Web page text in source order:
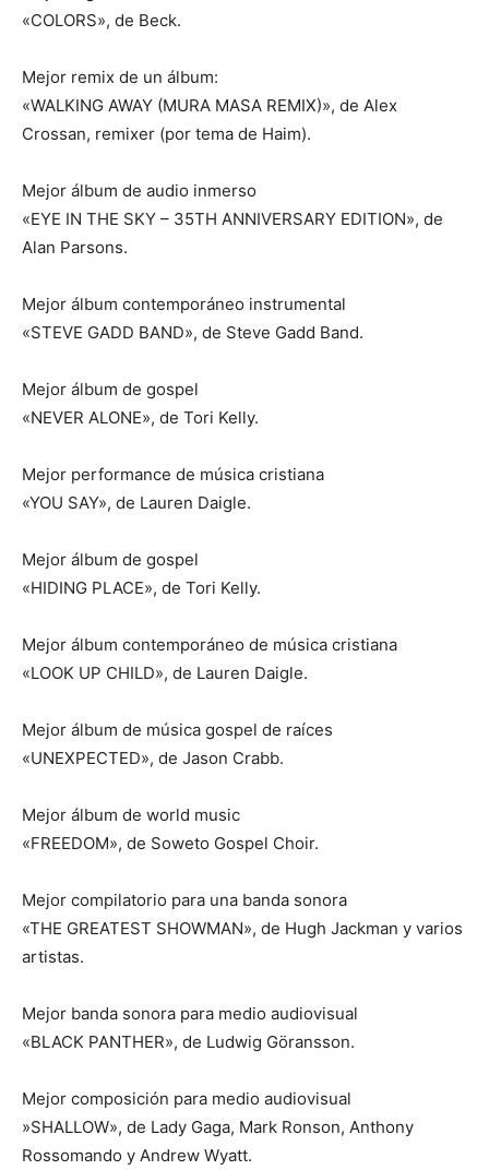
«COLORS», de Beck.
Mejor remix de un álbum:
«WALKING AWAY (MURA MASA REMIX)», de Alex
Crossan, remixer (por tema de Haim).
Mejor álbum de audio inmerso
«EYE IN THE SKY – 35TH ANNIVERSARY EDITION», de
Alan Parsons.
Mejor álbum contemporáneo instrumental
«STEVE GADD BAND», de Steve Gadd Band.
Mejor álbum de gospel
«NEVER ALONE», de Tori Kelly.
Mejor performance de música cristiana
«YOU SAY», de Lauren Daigle.
Mejor álbum de gospel
«HIDING PLACE», de Tori Kelly.
Mejor álbum contemporáneo de música cristiana
«LOOK UP CHILD», de Lauren Daigle.
Mejor álbum de música gospel de raíces
«UNEXPECTED», de Jason Crabb.
Mejor álbum de world music
«FREEDOM», de Soweto Gospel Choir.
Mejor compilatorio para una banda sonora
«THE GREATEST SHOWMAN», de Hugh Jackman y varios
artistas.
Mejor banda sonora para medio audiovisual
«BLACK PANTHER», de Ludwig Göransson.
Mejor composición para medio audiovisual
​»SHALLOW», de Lady Gaga, Mark Ronson, Anthony
Rossomando y Andrew Wyatt.